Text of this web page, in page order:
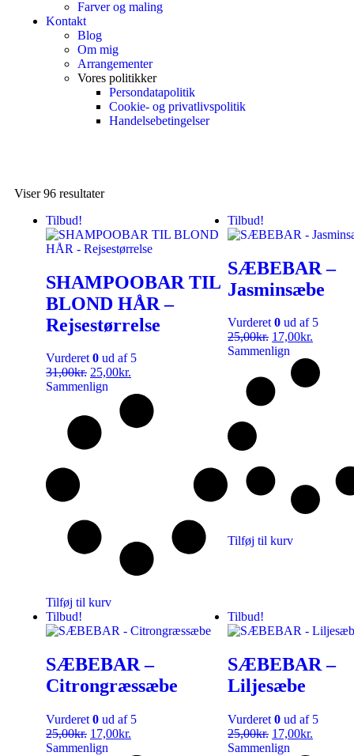
Farver og maling
Kontakt
Blog
Om mig
Arrangementer
Vores politikker
Persondatapolitik
Cookie- og privatlivspolitik
Handelsebetingelser
Viser 96 resultater
Tilbud!
SHAMPOOBAR TIL
BLOND HÅR –
Rejsestørrelse
Vurderet0 ud af 5
31,00kr. 25,00kr.
Sammenlign
Tilføj til kurv
Tilbud!
SÆBEBAR –
Jasminsæbe
Vurderet0 ud af 5
25,00kr. 17,00kr.
Sammenlign
Tilføj til kurv
Tilbud!
SÆBEBAR –
Citrongræssæbe
Vurderet 0 ud af 5
25,00kr. 17,00kr.
Sammenlign
Tilbud!
SÆBEBAR –
Liljesæbe
Vurderet 0 ud af 5
25,00kr. 17,00kr.
Sammenlign